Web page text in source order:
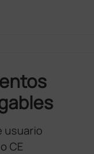
usuario
CE